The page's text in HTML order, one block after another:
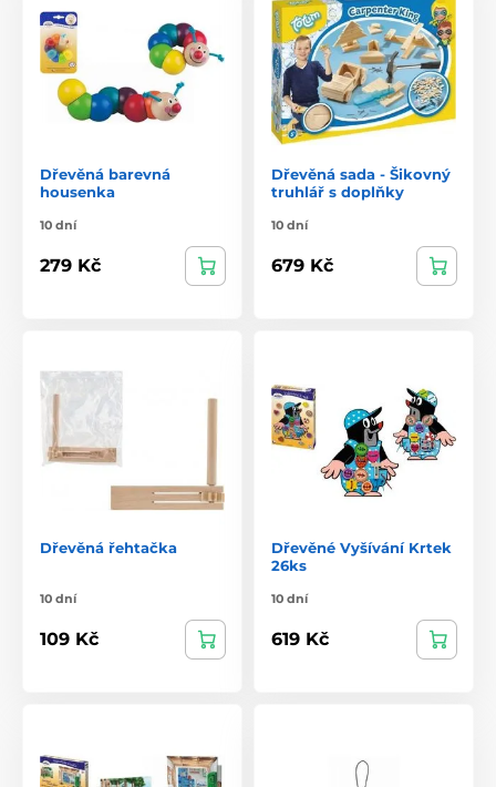
Dřevěná barevná
housenka
10 dní
279 Kč
Dřevěná sada - Šikovný
truhlář s doplňky
10 dní
679 Kč
Dřevěná řehtačka
10 dní
109 Kč
Dřevěné Vyšívání Krtek
26ks
10 dní
619 Kč